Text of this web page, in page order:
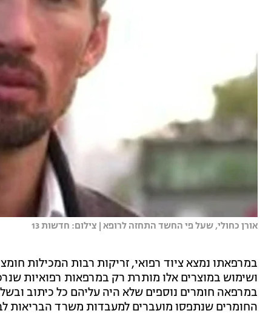
אורן כחולי, שעל פי החשד התחזה לרופא | צילום: חדשות 13
במרפאתו נמצא ציוד רפואי, זריקות רבות המכילות
ושימוש במוצרים אלו מותרת רק במרפאות רפואיות
במרפאה חומרים נוספים שלא היה עליהם כל כיתוב
החומרים שנתפסו מועברים למעבדות משרד הבריאות